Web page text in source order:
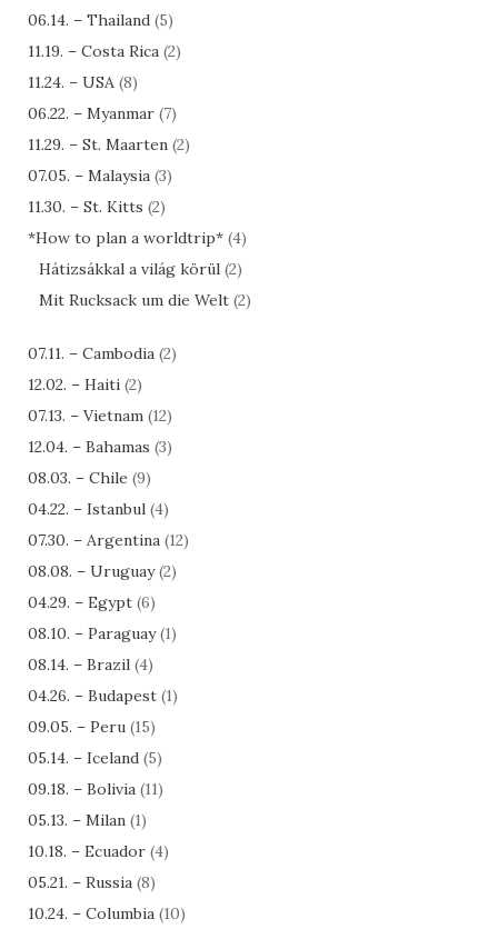
06.14. – Thailand (5)
11.19. – Costa Rica (2)
11.24. – USA (8)
06.22. – Myanmar (7)
11.29. – St. Maarten (2)
07.05. – Malaysia (3)
11.30. – St. Kitts (2)
*How to plan a worldtrip* (4)
Hátizsákkal a világ körül (2)
Mit Rucksack um die Welt (2)
07.11. – Cambodia (2)
12.02. – Haiti (2)
07.13. – Vietnam (12)
12.04. – Bahamas (3)
08.03. – Chile (9)
04.22. – Istanbul (4)
07.30. – Argentina (12)
08.08. – Uruguay(2)
04.29. – Egypt (6)
08.10. – Paraguay(1)
08.14. – Brazil (4)
04.26. – Budapest (1)
09.05. – Peru (15)
05.14. – Iceland (5)
09.18. – Bolivia (11)
05.13. – Milan (1)
10.18. – Ecuador (4)
05.21. – Russia (8)
10.24. – Columbia (10)